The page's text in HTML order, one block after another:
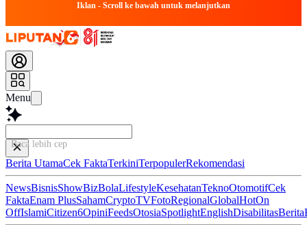
Iklan - Scroll ke bawah untuk melanjutkan
Menu
Baca lebih cepat...
Berita UtamaCek FaktaTerkiniTerpopulerRekomendasi
NewsBisnisShowBizBolaLifestyleKesehatanTeknoOtomotifCek
FaktaEnam PlusSahamCryptoTVFotoRegionalGlobalHotOn
OffIslamiCitizen6OpiniFeedsOtosiaSpotlightEnglishDisabilitasBerita